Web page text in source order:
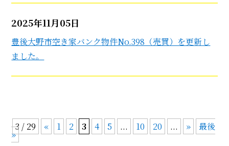
2025年11月05日
豊後大野市空き家バンク物件No.398（売買）を更新し
ました。
3 / 29 « 1 2 3 4 5 ... 10 20 ... » 最後
»